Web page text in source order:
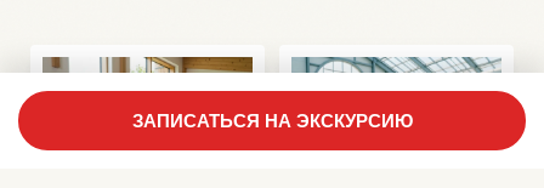
ЗАПИСАТЬСЯ НА ЭКСКУРСИЮ